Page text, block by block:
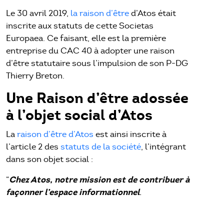
Le 30 avril 2019, la raison d’êtred’Atos était
inscrite aux statuts de cette Societas
Europaea. Ce faisant, elle est la première
entreprise du CAC 40 à adopter une raison
d’être statutaire sous l’impulsion de son P-DG
Thierry Breton.
Une Raison d’être adossée
à l’objet social d’Atos
Laraison d’être d’Atos est ainsi inscrite à
l’article 2 desstatuts de la société, l’intégrant
dans son objet social :
“Chez Atos, notre mission est de contribuer à
façonner l’espace informationnel.